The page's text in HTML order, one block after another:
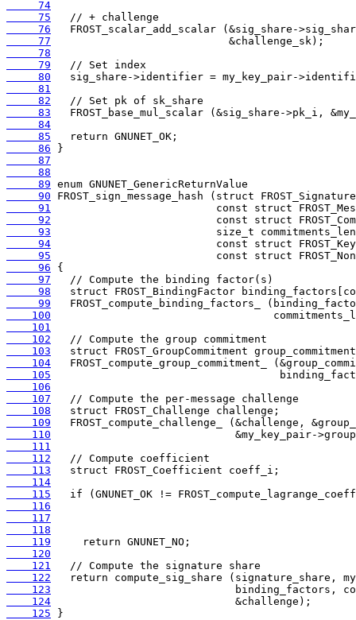
     74
     75
     76
     77
     78
     79
     80
     81
     82
     83
     84
     85
     86
     87
     88
     89
     90
     91
     92
     93
     94
     95
     96
     97
     98
     99
    100
    101
    102
    103
    104
    105
    106
    107
    108
    109
    110
    111
    112
    113
    114
    115
    116
    117
    118
    119
    120
    121
    122
    123
    124
    125